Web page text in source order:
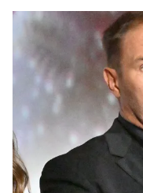
zadumy w gorący
osób